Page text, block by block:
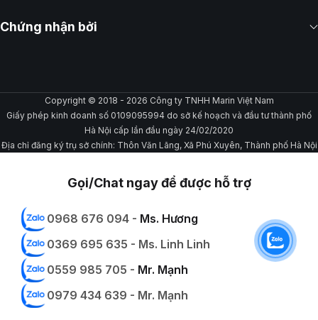
Chứng nhận bởi
Copyright © 2018 - 2026 Công ty TNHH Marin Việt Nam
Giấy phép kinh doanh số 0109095994 do sở kế hoạch và đầu tư thành phố
Hà Nội cấp lần đầu ngày 24/02/2020
Địa chỉ đăng ký trụ sở chính: Thôn Văn Lãng, Xã Phú Xuyên, Thành phố Hà Nội
Gọi/Chat ngay để được hỗ trợ
0968 676 094 - Ms. Hương
0369 695 635 - Ms. Linh Linh
0559 985 705 - Mr. Mạnh
0979 434 639 - Mr. Mạnh